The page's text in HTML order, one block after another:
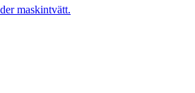
maskintvätt.